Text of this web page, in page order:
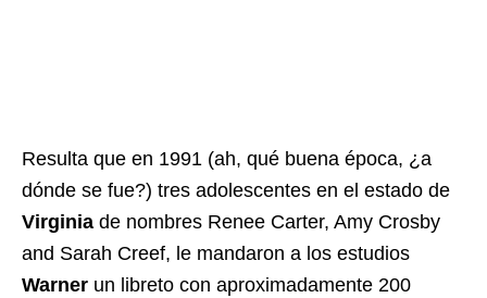
Resulta que en 1991 (ah, qué buena época, ¿a
dónde se fue?) tres adolescentes en el estado de
Virginia de nombres Renee Carter, Amy Crosby
and Sarah Creef, le mandaron a los estudios
Warner un libreto con aproximadamente 200